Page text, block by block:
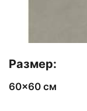
Размер:
60x60 см